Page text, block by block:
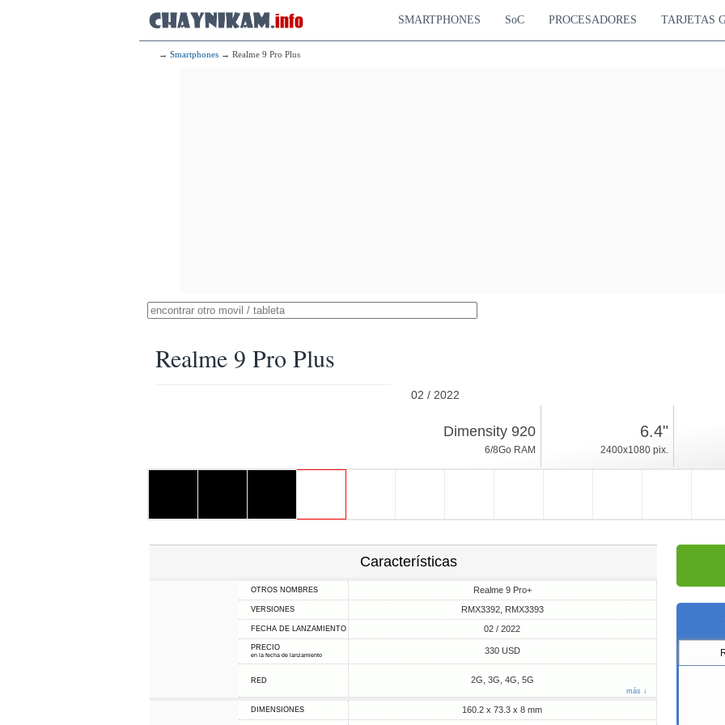
SMARTPHONES SoC PROCESADORES TARJETAS
→ Smartphones → Realme 9 Pro Plus
Realme 9 Pro Plus
02 / 2022
Android 12, Realme UI
Dimensity 920
6/8Go RAM
6.4"
2400x1080 pix.
Características
OTROS NOMBRES Realme 9 Pro+
VERSIONES RMX3392, RMX3393
FECHA DE LANZAMIENTO 02 / 2022
PRECIO
en la fecha de lanzamiento 330 USD
RED 2G, 3G, 4G, 5G
más ↓
DIMENSIONES 160.2 x 73.3 x 8 mm